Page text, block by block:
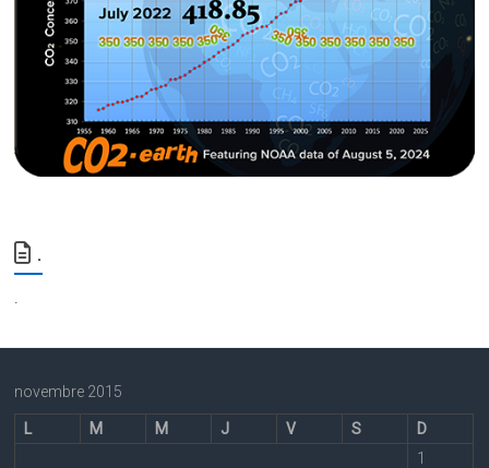
.
.
novembre 2015
L M M J V S
D
1